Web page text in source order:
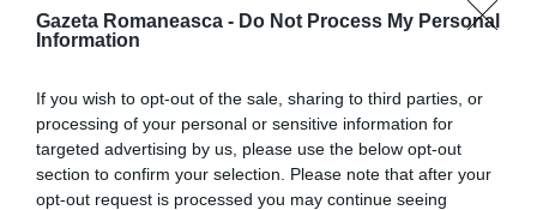
Gazeta Romaneasca - Do Not Process My Personal
Information
If you wish to opt-out of the sale, sharing to third parties, or
processing of your personal or sensitive information for
targeted advertising by us, please use the below opt-out
section to confirm your selection. Please note that after your
opt-out request is processed you may continue seeing
altă persoană, tot cu 52.000 de euro nedeclarați! Pe
22 septembrie 2014, un marocan cu pașaport
Orio al Serio, dar nu declarase cei peste 50.000 de
euro pe care îi aducea în Italia. L-au descoperit
funcționarii vamali împreună cu Garda de Finanțe.